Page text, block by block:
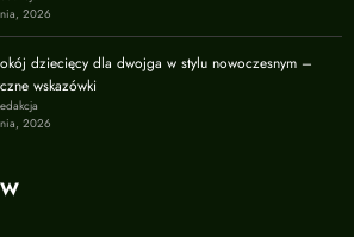
2026
dziecięcy dla dwojga w stylu nowoczesnym –
wskazówki
2026